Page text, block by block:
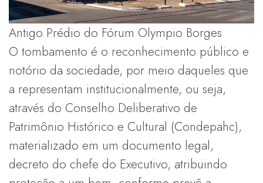
Antigo Prédio do Fórum Olympio Borges
O tombamento é o reconhecimento público e
notório da sociedade, por meio daqueles que
a representam institucionalmente, ou seja,
através do Conselho Deliberativo de
Patrimônio Histórico e Cultural (Condepahc),
materializado em um documento legal,
decreto do chefe do Executivo, atribuindo